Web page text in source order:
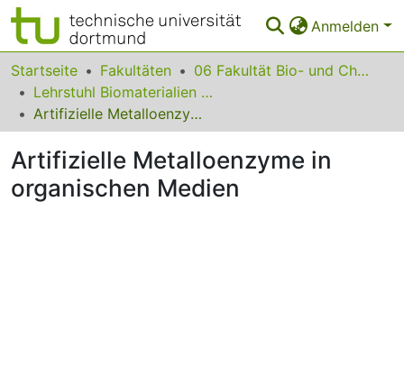
Anmelden
Bereiche & Sammlungen
Das gesamte Repositorium
Startseite Fakultäten
06 Fakultät Bio- und Chemieingenieurwesen
Lehrstuhl Biomaterialien und Polymerwissenschaften
Artifizielle Metalloenzyme in organischen Medien
Artifizielle Metalloenzyme in
organischen Medien